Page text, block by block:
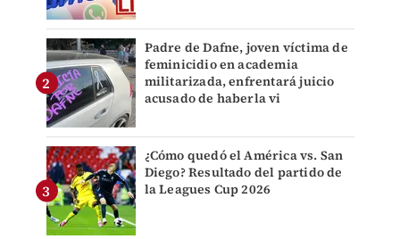
Padre de Dafne, joven víctima de
feminicidio en academia
militarizada, enfrentará juicio
acusado de haberla vi
¿Cómo quedó el América vs. San
Diego? Resultado del partido de
la Leagues Cup 2026